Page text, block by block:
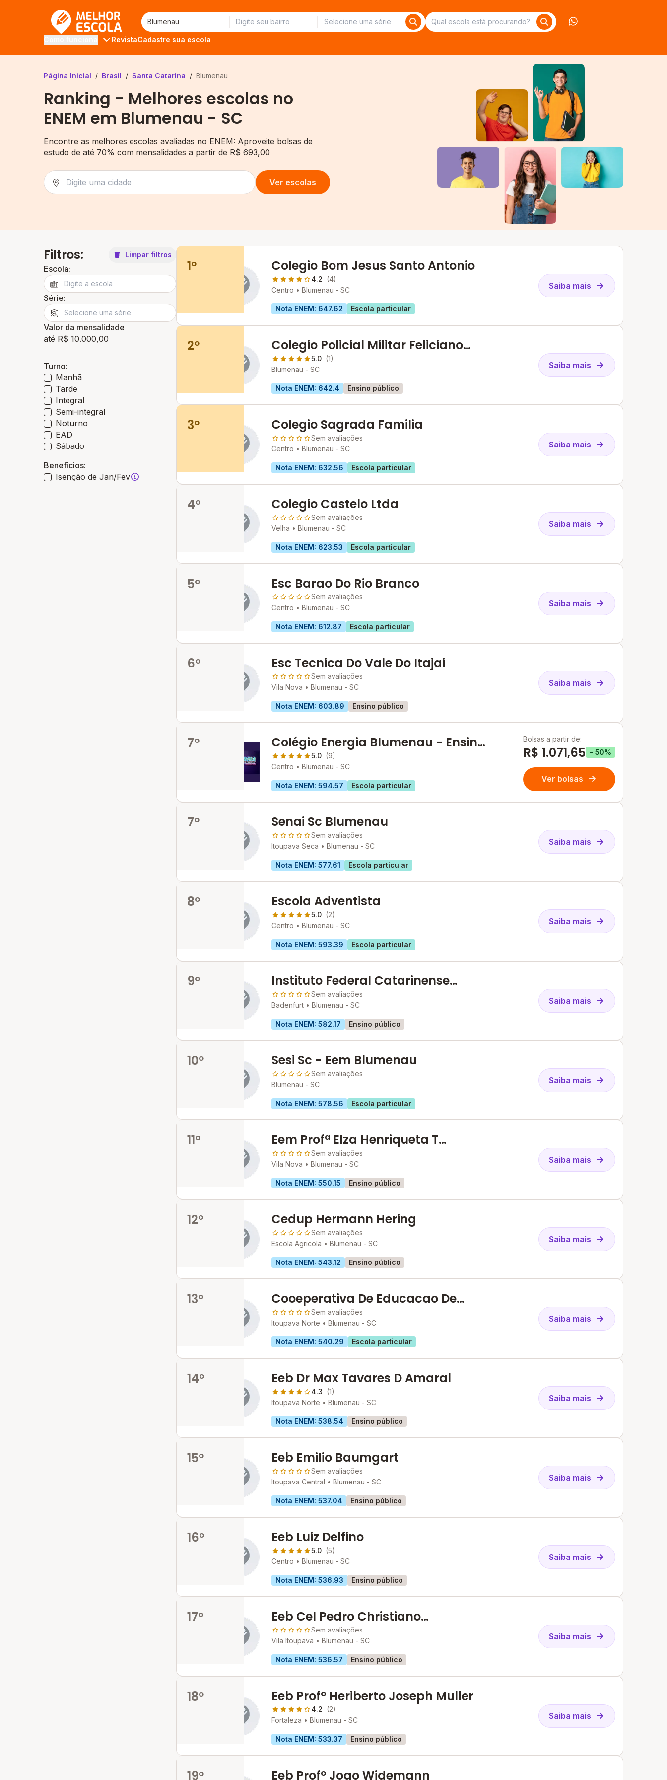
RevistaCadastre sua escola
Página Inicial / Brasil / Santa Catarina / Blumenau
Ranking - Melhores escolas no
ENEM em Blumenau - SC
Encontre as melhores escolas avaliadas no ENEM: Aproveite bolsas de
estudo de até 70% com mensalidades a partir de R$ 693,00
Ver escolas
Filtros: Limpar filtros
Escola:
Série:
Valor da mensalidade
até R$ 10.000,00
Turno:
Manhã
Tarde
Integral
Semi-integral
Noturno
EAD
Sábado
Benefícios:
Isenção de Jan/Fev
1º Colegio Bom Jesus Santo Antonio
4.2 (4)
Centro •Blumenau - SC
Nota ENEM: 647.62 Escola particular
Saiba mais
2º
Colegio Policial Militar Feliciano
Nunes Pires - Unidade Pedro Ii
5.0 (1)
Blumenau - SC
Nota ENEM: 642.4 Ensino público
Saiba mais
3º Colegio Sagrada Familia
Sem avaliações
Centro •Blumenau - SC
Nota ENEM: 632.56 Escola particular
Saiba mais
4º Colegio Castelo Ltda
Sem avaliações
Velha •Blumenau - SC
Nota ENEM: 623.53 Escola particular
Saiba mais
5º Esc Barao Do Rio Branco
Sem avaliações
Centro •Blumenau - SC
Nota ENEM: 612.87 Escola particular
Saiba mais
6º Esc Tecnica Do Vale Do Itajai
Sem avaliações
Vila Nova •Blumenau - SC
Nota ENEM: 603.89 Ensino público
Saiba mais
7º
Colégio Energia Blumenau - Ensino
Médio 5.0 (9)
Centro •Blumenau - SC
Nota ENEM: 594.57 Escola particular
Bolsas a partir de:
R$ 1.071,65 - 50%
Ver bolsas
7º Senai Sc Blumenau
Sem avaliações
Itoupava Seca •Blumenau - SC
Nota ENEM: 577.61 Escola particular
Saiba mais
8º Escola Adventista
5.0 (2)
Centro •Blumenau - SC
Nota ENEM: 593.39 Escola particular
Saiba mais
9º
Instituto Federal Catarinense
Campus Blumenau
Sem avaliações
Badenfurt •Blumenau - SC
Nota ENEM: 582.17 Ensino público
Saiba mais
10º Sesi Sc - Eem Blumenau
Sem avaliações
Blumenau - SC
Nota ENEM: 578.56 Escola particular
Saiba mais
11º
Eem Profª Elza Henriqueta T
PachecoSem avaliações
Vila Nova •Blumenau - SC
Nota ENEM: 550.15 Ensino público
Saiba mais
12º Cedup Hermann Hering
Sem avaliações
Escola Agricola •Blumenau - SC
Nota ENEM: 543.12 Ensino público
Saiba mais
13º
Cooeperativa De Educacao De
Professores E Especialistas
Sem avaliações
Itoupava Norte •Blumenau - SC
Nota ENEM: 540.29 Escola particular
Saiba mais
14º Eeb Dr Max Tavares D Amaral
4.3 (1)
Itoupava Norte •Blumenau - SC
Nota ENEM: 538.54 Ensino público
Saiba mais
15º Eeb Emilio Baumgart
Sem avaliações
Itoupava Central •Blumenau - SC
Nota ENEM: 537.04 Ensino público
Saiba mais
16º Eeb Luiz Delfino
5.0 (5)
Centro •Blumenau - SC
Nota ENEM: 536.93 Ensino público
Saiba mais
17º
Eeb Cel Pedro Christiano
FeddersenSem avaliações
Vila Itoupava •Blumenau - SC
Nota ENEM: 536.57 Ensino público
Saiba mais
18º Eeb Profº Heriberto Joseph Muller
4.2 (2)
Fortaleza •Blumenau - SC
Nota ENEM: 533.37 Ensino público
Saiba mais
19º Eeb Profº Joao Widemann